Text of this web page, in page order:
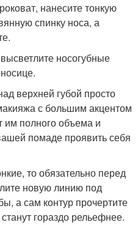
нанесите тонкую
спинку носа, а
носогубные
верхней губой просто
с большим акцентом
им полного объема и
помаде проявить себя
то обязательно перед
новую линию под
а сам контур прочертите
гораздо рельефнее.